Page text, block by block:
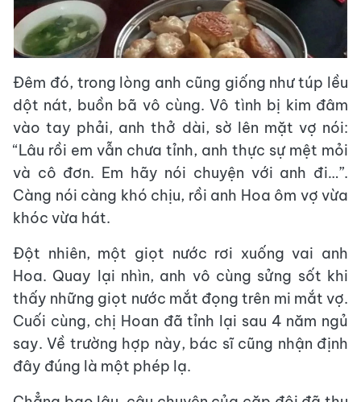
Đêm đó, trong lòng anh cũng giống như túp lều
dột nát, buồn bã vô cùng. Vô tình bị kim đâm
vào tay phải, anh thở dài, sờ lên mặt vợ nói:
“Lâu rồi em vẫn chưa tỉnh, anh thực sự mệt mỏi
và cô đơn. Em hãy nói chuyện với anh đi…”.
Càng nói càng khó chịu, rồi anh Hoa ôm vợ vừa
khóc vừa hát.
Đột nhiên, một giọt nước rơi xuống vai anh
Hoa. Quay lại nhìn, anh vô cùng sửng sốt khi
thấy những giọt nước mắt đọng trên mi mắt vợ.
Cuối cùng, chị Hoan đã tỉnh lại sau 4 năm ngủ
say. Về trường hợp này, bác sĩ cũng nhận định
đây đúng là một phép lạ.